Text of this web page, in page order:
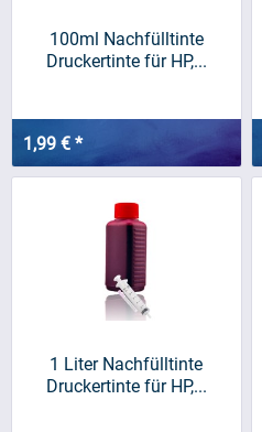
100ml Nachfülltinte
Druckertinte für HP,...
1,99 € *
1 Liter Nachfülltinte
Druckertinte für HP,...